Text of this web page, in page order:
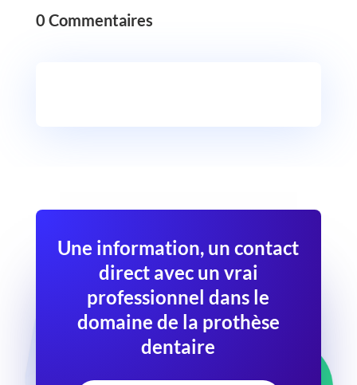
0 Commentaires
Une information, un contact
direct avec un vrai
professionnel dans le
domaine de la prothèse
dentaire